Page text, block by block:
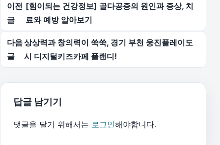
이전
글
[힘이되는 건강정보] 골다공증의 원인과 증상, 치
료와 예방 알아보기
다음
글
상상력과 창의력이 쑥쑥, 경기 부천 웅진플레이도
시 디지털키즈카페 플랜디!
답글 남기기
댓글을 달기 위해서는 로그인해야합니다.